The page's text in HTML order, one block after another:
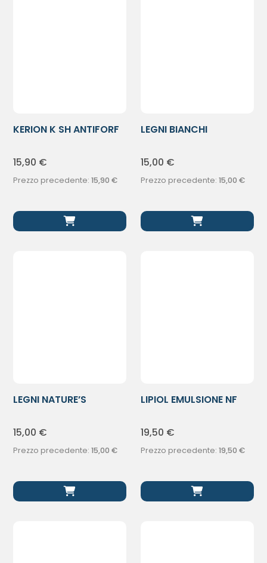
KERION K SH ANTIFORF
15,90 €
Prezzo precedente:15,90 €
LEGNI BIANCHI
15,00 €
Prezzo precedente: 15,00 €
LEGNI NATURE’S
15,00 €
Prezzo precedente:15,00 €
LIPIOL EMULSIONE NF
19,50 €
Prezzo precedente: 19,50 €